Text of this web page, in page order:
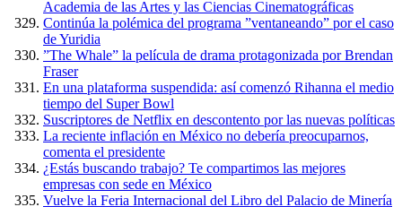
Academia de las Artes y las Ciencias Cinematográficas
Continúa la polémica del programa ”ventaneando” por el caso
de Yuridia
”The Whale” la película de drama protagonizada por Brendan
Fraser
En una plataforma suspendida: así comenzó Rihanna el medio
tiempo del Super Bowl
Suscriptores de Netflix en descontento por las nuevas políticas
La reciente inflación en México no debería preocuparnos,
comenta el presidente
¿Estás buscando trabajo? Te compartimos las mejores
empresas con sede en México
Vuelve la Feria Internacional del Libro del Palacio de Minería